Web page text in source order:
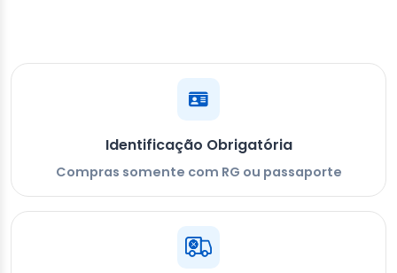
Identificação Obrigatória
Compras somente com RG ou passaporte